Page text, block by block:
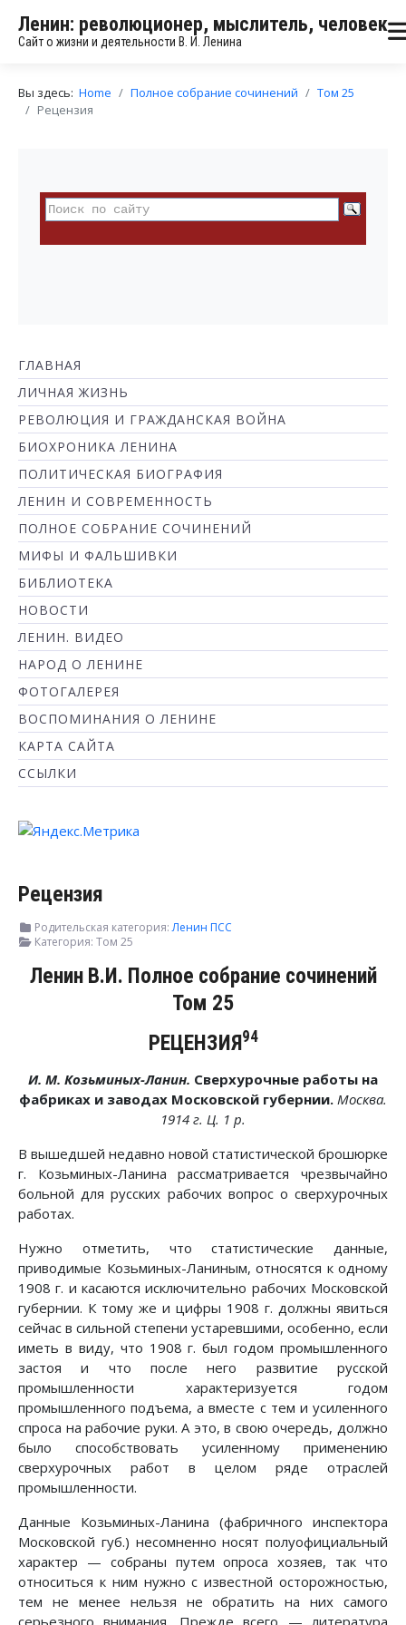
Ленин: революционер, мыслитель, человек
Сайт о жизни и деятельности В. И. Ленина
Вы здесь: Home Полное собрание сочинений
Том 25
Рецензия
ГЛАВНАЯ
ЛИЧНАЯ ЖИЗНЬ
РЕВОЛЮЦИЯ И ГРАЖДАНСКАЯ ВОЙНА
БИОХРОНИКА ЛЕНИНА
ПОЛИТИЧЕСКАЯ БИОГРАФИЯ
ЛЕНИН И СОВРЕМЕННОСТЬ
ПОЛНОЕ СОБРАНИЕ СОЧИНЕНИЙ
МИФЫ И ФАЛЬШИВКИ
БИБЛИОТЕКА
НОВОСТИ
ЛЕНИН. ВИДЕО
НАРОД О ЛЕНИНЕ
ФОТОГАЛЕРЕЯ
ВОСПОМИНАНИЯ О ЛЕНИНЕ
КАРТА САЙТА
ССЫЛКИ
Рецензия
Родительская категория:Ленин ПСС
Категория: Том 25
Ленин В.И. Полное собрание сочинений
Том 25
РЕЦЕНЗИЯ94
И. М. Козьминых-Ланин. Сверхурочные работы на
фабриках и заводах Московской губернии. Москва.
1914 г. Ц. 1 р.
В вышедшей недавно новой статистической брошюрке
г. Козьминых-Ланина рассматривается чрезвычайно
больной для русских рабочих вопрос о сверхурочных
работах.
Нужно отметить, что статистические данные,
приводимые Козьминых-Ланиным, относятся к одному
1908 г. и касаются исключительно рабочих Московской
губернии. К тому же и цифры 1908 г. должны явиться
сейчас в сильной степени устаревшими, особенно, если
иметь в виду, что 1908 г. был годом промышленного
застоя и что после него развитие русской
промышленности характеризуется годом
промышленного подъема, а вместе с тем и усиленного
спроса на рабочие руки. А это, в свою очередь, должно
было способствовать усиленному применению
сверхурочных работ в целом ряде отраслей
промышленности.
Данные Козьминых-Ланина (фабричного инспектора
Московской губ.) несомненно носят полуофициальный
характер — собраны путем опроса хозяев, так что
относиться к ним нужно с известной осторожностью,
тем не менее нельзя не обратить на них самого